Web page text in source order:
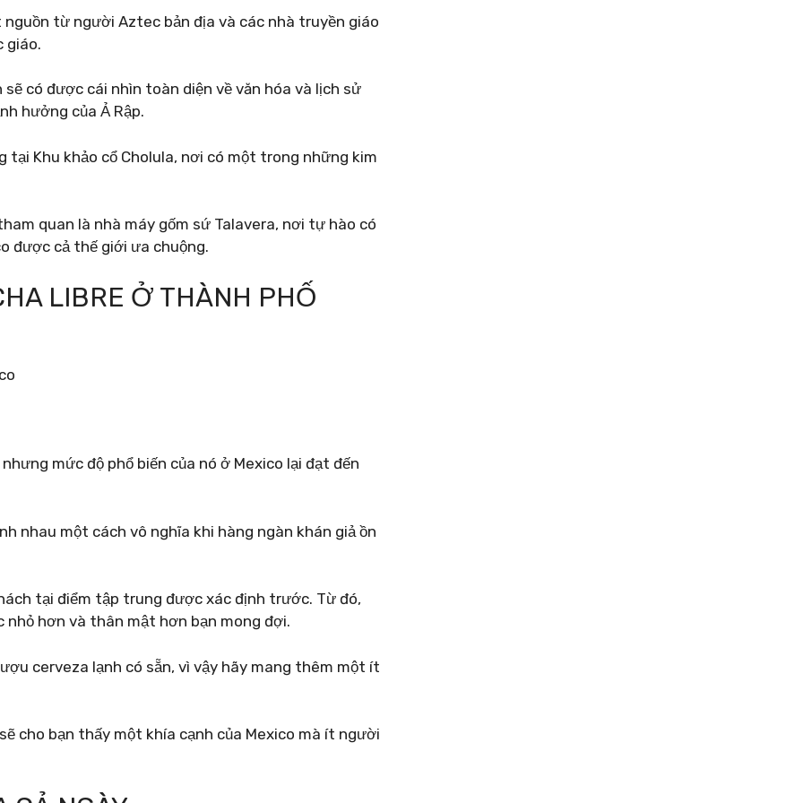
từ người Aztec bản địa và các nhà truyền giáo
giáo.
có được cái nhìn toàn diện về văn hóa và lịch sử
hưởng của Ả Rập.
tại Khu khảo cổ Cholula, nơi có một trong những kim
quan là nhà máy gốm sứ Talavera, nơi tự hào có
được cả thế giới ưa chuộng.
LIBRE Ở THÀNH PHỐ
mức độ phổ biến của nó ở Mexico lại đạt đến
nhau một cách vô nghĩa khi hàng ngàn khán giả ồn
tại điểm tập trung được xác định trước. Từ đó,
nhỏ hơn và thân mật hơn bạn mong đợi.
cerveza lạnh có sẵn, vì vậy hãy mang thêm một ít
cho bạn thấy một khía cạnh của Mexico mà ít người